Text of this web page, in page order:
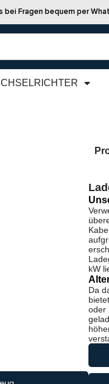
bei Fragen bequem per
kW
Da
oder